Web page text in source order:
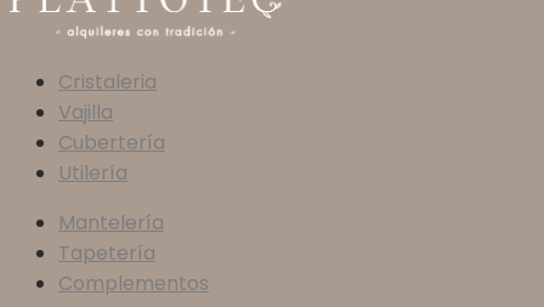
Cristaleria
Vajilla
Cubertería
Utilería
Mantelería
Tapetería
Complementos